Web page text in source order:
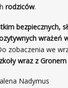
rodziców.
bezpiecznych,
wrażeń
zobaczenia we
wraz z
Nadymus